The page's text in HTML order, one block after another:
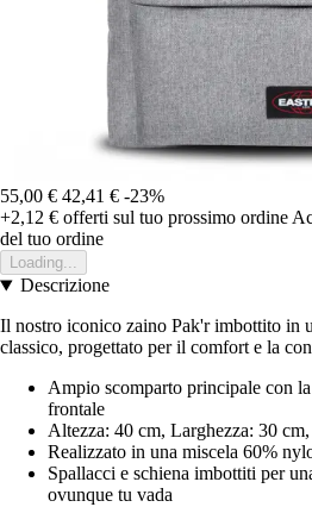
55,00 € 42,41 € -23%
+2,12 € offerti sul tuo prossimo ordine
del tuo ordine
Loading...
Descrizione
Il nostro iconico zaino Pak'r imbottito in
classico, progettato per il comfort e la
Ampio scomparto principale con la
frontale
Altezza: 40 cm, Larghezza: 30
Realizzato in una miscela 60%
Spallacci e schiena imbottiti per
ovunque tu vada